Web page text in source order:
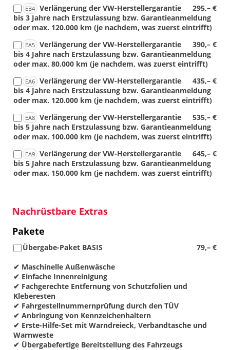
EB4 295,– €
Verlängerung der VW-Herstellergarantie
bis 3 Jahre nach Erstzulassung bzw. Garantieanmeldung
oder max. 120.000 km (je nachdem, was zuerst eintrifft)
EA5 390,– €
Verlängerung der VW-Herstellergarantie
bis 4 Jahre nach Erstzulassung bzw. Garantieanmeldung
oder max. 80.000 km (je nachdem, was zuerst eintrifft)
EA6 435,– €
Verlängerung der VW-Herstellergarantie
bis 4 Jahre nach Erstzulassung bzw. Garantieanmeldung
oder max. 120.000 km (je nachdem, was zuerst eintrifft)
EA8 535,– €
Verlängerung der VW-Herstellergarantie
bis 5 Jahre nach Erstzulassung bzw. Garantieanmeldung
oder max. 100.000 km (je nachdem, was zuerst eintrifft)
EA9 645,– €
Verlängerung der VW-Herstellergarantie
bis 5 Jahre nach Erstzulassung bzw. Garantieanmeldung
oder max. 150.000 km (je nachdem, was zuerst eintrifft)
Nachrüstbare Extras
Pakete
79,– €
Übergabe-Paket BASIS
✔ Maschinelle Außenwäsche
✔ Einfache Innenreinigung
✔ Fachgerechte Entfernung von Schutzfolien und
Kleberesten
✔ Fahrgestellnummernprüfung durch den TÜV
✔ Anbringung von Kennzeichenhaltern
✔ Erste-Hilfe-Set mit Warndreieck, Verbandtasche und
Warnweste
✔ Übergabefertige Bereitstellung des Fahrzeugs